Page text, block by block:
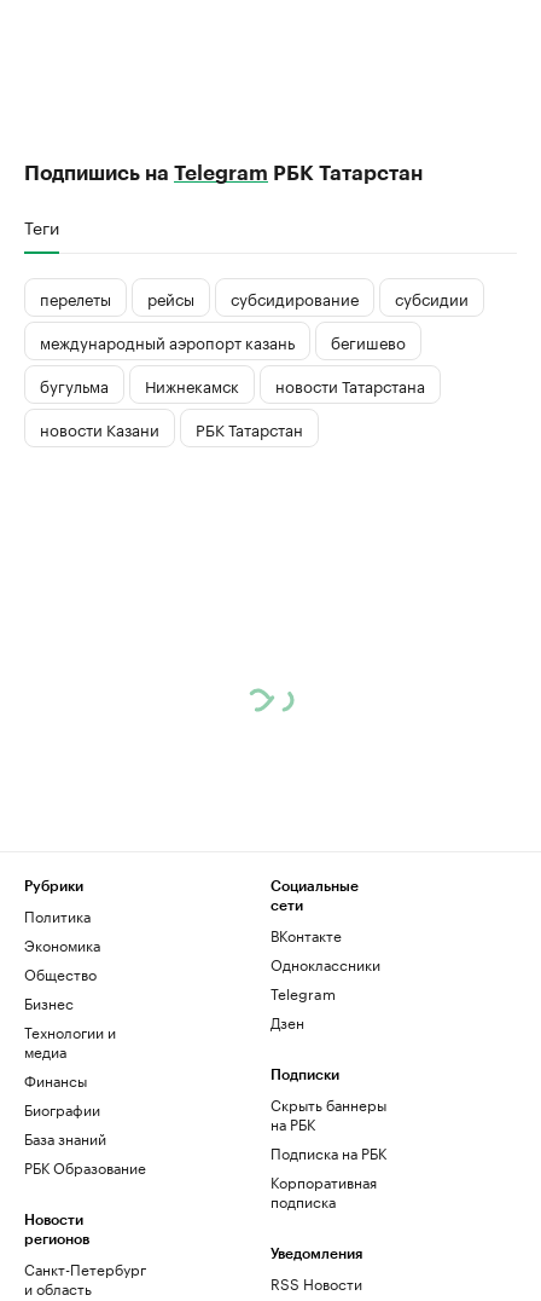
Подпишись на Telegram РБК Татарстан
Теги
перелеты рейсы субсидирование
субсидии
международный аэропорт казань
бегишево
бугульма
Нижнекамск
новости Татарстана
новости Казани
РБК Татарстан
Рубрики
Политика
Экономика
Общество
Бизнес
Технологии и
медиа
Финансы
Биографии
База знаний
РБК Образование
Новости
регионов
Санкт-Петербург
и область
Социальные
сети
ВКонтакте
Одноклассники
Telegram
Дзен
Подписки
Скрыть баннеры
на РБК
Подписка на РБК
Корпоративная
подписка
Уведомления
RSS Новости